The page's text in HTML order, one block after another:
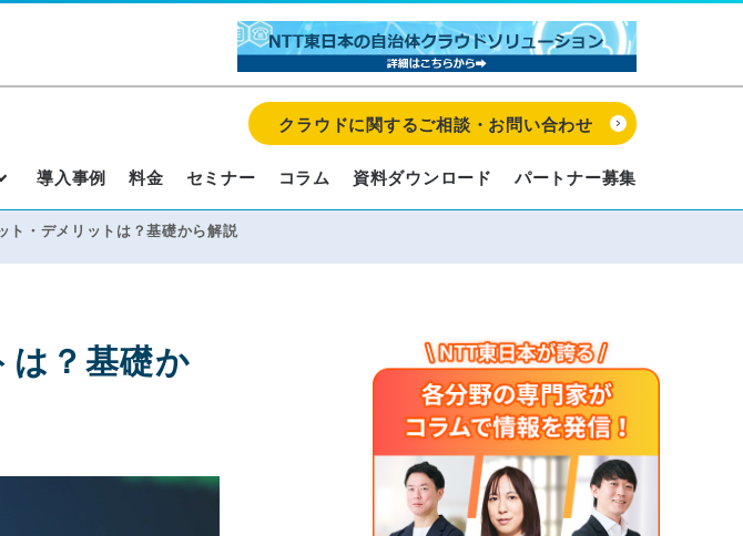
導入事例 料金 セミナー コラム 資料ダウンロード パートナー募集
クラウドに関するご相談・お問い合わせ
ト・デメリットは？基礎から解説
は？基礎か